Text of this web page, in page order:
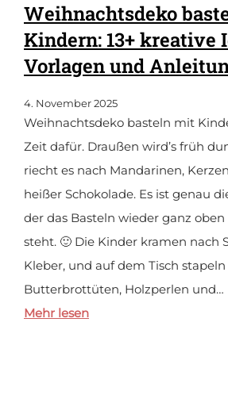
Weihnachtsdeko
Kindern: 13+ kreative
Vorlagen und
4. November 2025
Weihnachtsdeko basteln mit
Zeit dafür. Draußen wird’s früh
riecht es nach Mandarinen,
heißer Schokolade. Es ist genau
der das Basteln wieder ganz
steht. 🙂 Die Kinder kramen nach
Kleber, und auf dem Tisch stapeln
Butterbrottüten, Holzperlen und…
Mehr lesen